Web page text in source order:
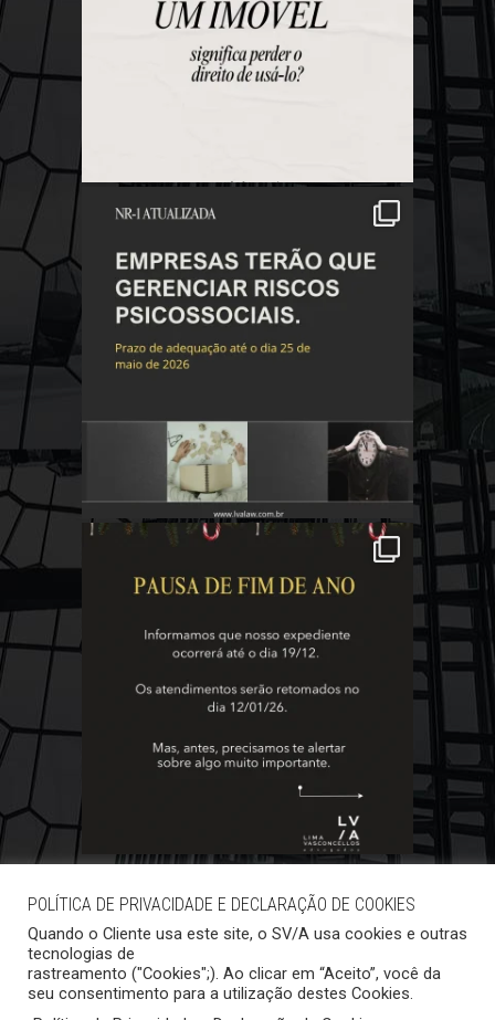
POLÍTICA DE PRIVACIDADE E DECLARAÇÃO DE COOKIES
Quando o Cliente usa este site, o SV/A usa cookies e outras
tecnologias de
rastreamento ("Cookies";). Ao clicar em “Aceito”, você da
seu consentimento para a utilização destes Cookies.